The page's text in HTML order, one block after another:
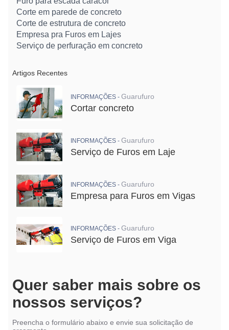
Corte em parede de concreto
Corte de estrutura de concreto
Empresa pra Furos em Lajes
Serviço de perfuração em concreto
Artigos Recentes
INFORMAÇÕES - Guarufuro
Cortar concreto
INFORMAÇÕES - Guarufuro
Serviço de Furos em Laje
INFORMAÇÕES - Guarufuro
Empresa para Furos em Vigas
INFORMAÇÕES - Guarufuro
Serviço de Furos em Viga
Quer saber mais sobre os
nossos serviços?
Preencha o formulário abaixo e envie sua solicitação de